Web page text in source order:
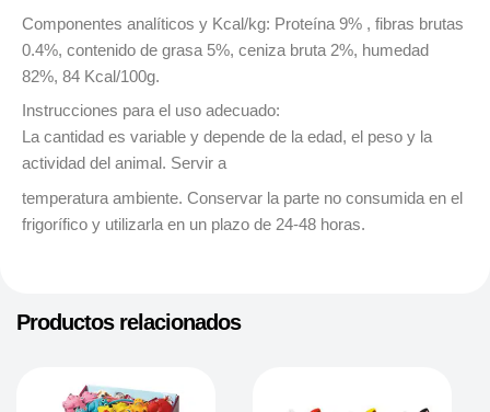
Componentes analíticos y Kcal/kg: Proteína 9% , fibras brutas
0.4%, contenido de grasa 5%, ceniza bruta 2%, humedad
82%, 84 Kcal/100g.
Instrucciones para el uso adecuado:
La cantidad es variable y depende de la edad, el peso y la
actividad del animal. Servir a
temperatura ambiente. Conservar la parte no consumida en el
frigorífico y utilizarla en un plazo de 24-48 horas.
Productos relacionados